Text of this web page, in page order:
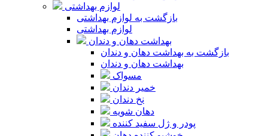
لوازم بهداشتی
بازگشت به لوازم بهداشتی
لوازم بهداشتی
بهداشت دهان و دندان
بازگشت به بهداشت دهان و دندان
بهداشت دهان و دندان
مسواک
خمیر دندان
نخ دندان
دهان شویه
پودر و ژل سفید کننده